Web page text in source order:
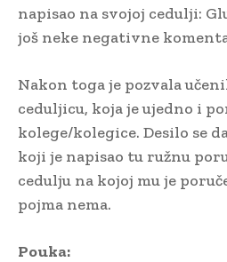
napisao na svojoj cedulji:
još neke negativne
Nakon toga je pozvala
ceduljicu, koja je ujedno i
kolege/kolegice. Desilo se
koji je napisao tu ružnu
cedulju na kojoj mu je
pojma nema.
Pouka: